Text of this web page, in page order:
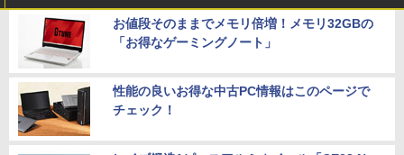
お値段そのままでメモリ倍増！メモリ32GBの
「お得なゲーミングノート」
性能の良いお得な中古PC情報はこのページで
チェック！